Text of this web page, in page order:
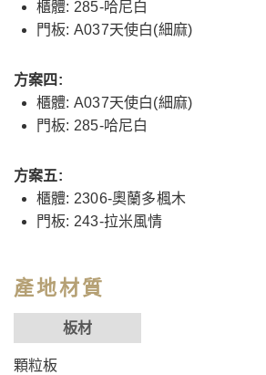
櫃體: 285-哈尼白
門板: A037天使白(細麻)
方案四:
櫃體: A037天使白(細麻)
門板: 285-哈尼白
方案五:
櫃體: 2306-奧蘭多楓木
門板: 243-拉米風情
產地材質
板材
顆粒板